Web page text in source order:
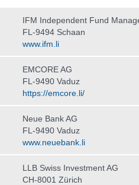
IFM Independent Fund
FL-9494 Schaan
www.ifm.li
EMCORE AG
FL-9490 Vaduz
https://emcore.li/
Neue Bank AG
FL-9490 Vaduz
www.neuebank.li
LLB Swiss Investment AG
CH-8001 Zürich